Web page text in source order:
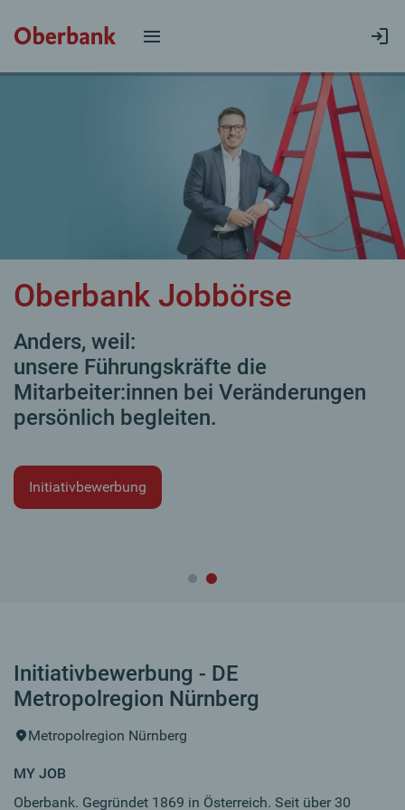
Oberbank Jobbörse
Anders, weil:
unsere Führungskräfte die
Mitarbeiter:innen bei Veränderungen
persönlich begleiten.
Initiativbewerbung
Initiativbewerbung - DE
Metropolregion Nürnberg
Metropolregion Nürnberg
MY JOB
Oberbank. Gegründet 1869 in Österreich. Seit über 30